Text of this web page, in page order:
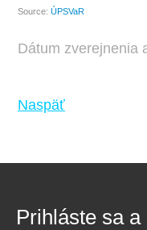
Dátum zverejnenia
Naspäť
Prihláste sa